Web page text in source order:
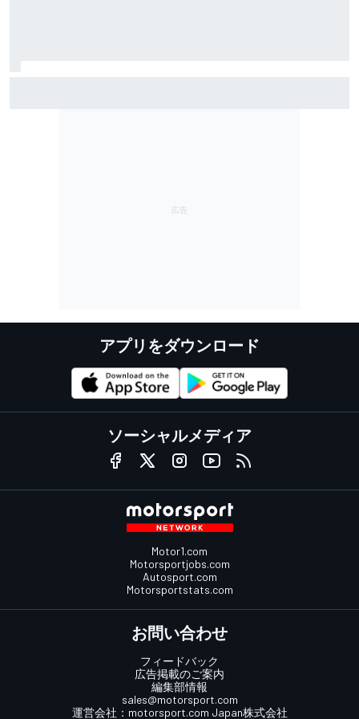
アプリをダウンロード
ソーシャルメディア
Motor1.com
Motorsportjobs.com
Autosport.com
Motorsportstats.com
お問い合わせ
フィードバック
広告掲載のご案内
編集部情報
sales@motorsport.com
運営会社： motorsport.com Japan株式会社